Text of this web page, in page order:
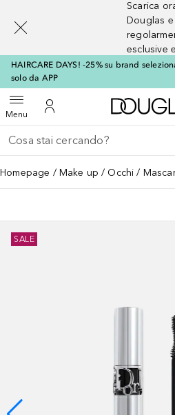
Scarica
Douglas
esclusive
HAIRCARE DAYS! -25% su brand
solo da APP
MenuApri menuAl Mio Account
Torna indietro
Esegui ricerca
Homepage Make up Occhi
SALE
[navigation.slideout.screenreader]